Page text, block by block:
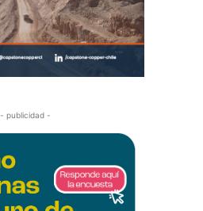
- publicidad -